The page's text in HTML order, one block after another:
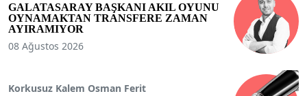
GALATASARAY BAŞKANI AKIL OYUNU
OYNAMAKTAN TRANSFERE ZAMAN
AYIRAMIYOR
08 Ağustos 2026
Korkusuz Kalem Osman Ferit